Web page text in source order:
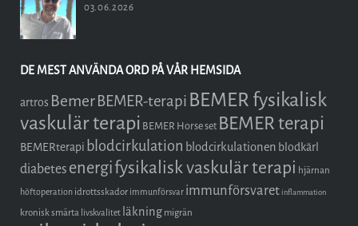
03.06.2026
DE MEST ANVÄNDA ORD PÅ VÅR HEMSIDA
artros BemerBEMER-terapi BEMER fysikalisk
vaskulär terapi BEMER Horse set BEMER terapi
BEMERterapi blodcirkulation blodcirkulationen blodkärl
diabetesenergifysikalisk vaskulär terapi hjärnan
höftoperation idrottsskador immunförsvar immunförsvaret inflammation
kronisk smärta livskvalitet läkningmigrän